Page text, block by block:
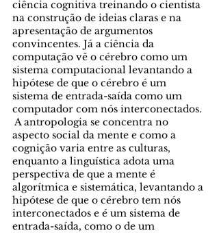
ciência cognitiva treinando o cientista
na construção de ideias claras e na
apresentação de argumentos
convincentes. Já a ciência da
computação vê o cérebro como um
sistema computacional levantando a
hipótese de que o cérebro é um
sistema de entrada-saída como um
computador com nós interconectados.
A antropologia se concentra no
aspecto social da mente e como a
cognição varia entre as culturas,
enquanto a linguística adota uma
perspectiva de que a mente é
algorítmica e sistemática, levantando a
hipótese de que o cérebro tem nós
interconectados e é um sistema de
entrada-saída, como o de um